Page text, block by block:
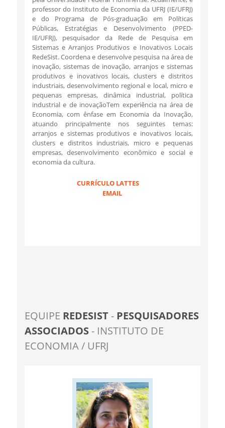
professor do Instituto de Economia da UFRJ (IE/UFRJ)
e do Programa de Pós-graduação em Políticas
Públicas, Estratégias e Desenvolvimento (PPED-
IE/UFRJ), pesquisador da Rede de Pesquisa em
Sistemas e Arranjos Produtivos e Inovativos Locais
RedeSist. Coordena e desenvolve pesquisa na área de
inovação, sistemas de inovação, arranjos e sistemas
produtivos e inovativos locais, clusters e distritos
industriais, desenvolvimento regional e local, micro e
pequenas empresas, dinâmica industrial, política
industrial e de inovaçãoTem experiência na área de
Economia, com ênfase em Economia da Inovação,
atuando principalmente nos seguintes temas:
arranjos e sistemas produtivos e inovativos locais,
clusters e distritos industriais, micro e pequenas
empresas, desenvolvimento econômico e social e
economia da cultura.
CURRÍCULO LATTES
EMAIL
EQUIPE REDESIST- PESQUISADORES
ASSOCIADOS- INSTITUTO DE
ECONOMIA / UFRJ